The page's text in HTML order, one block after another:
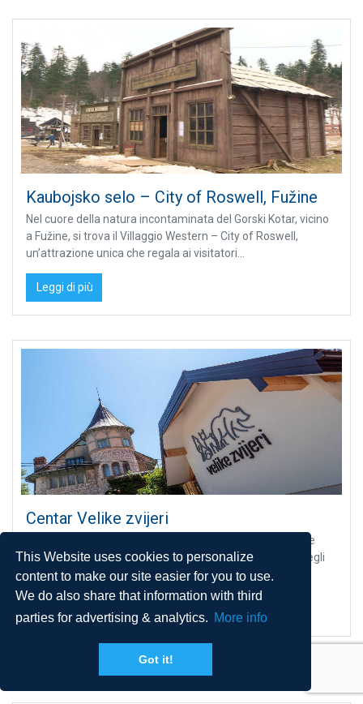
This Website uses cookies to personalize
content to make our site easier for you to use.
We do also share that information with third
parties for advertising & analytics. More info
Got it!
Kaubojsko selo – City of Roswell, Fužine
Nel cuore della natura incontaminata del Gorski Kotar, vicino
a Fužine, si trova il Villaggio Western – City of Roswell,
un’attrazione unica che regala ai visitatori...
Leggi di più
Centar Velike zvijeri
Situato nel piccolo villaggio di Stara Sušica, il Centro delle
Grandi Carnivori è un'oasi per gli amanti della natura e degli
animali selvatici. Questo centro...
COMMERCIO Vedi altri negozi